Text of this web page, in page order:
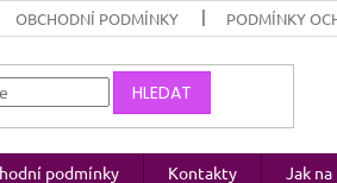
OBCHODNÍ PODMÍNKY PODMÍNKY
HLEDAT
podmínky Kontakty Jak na